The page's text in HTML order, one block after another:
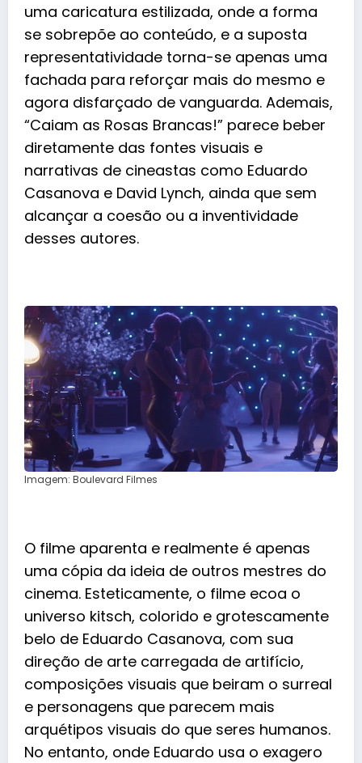
uma caricatura estilizada, onde a forma
se sobrepõe ao conteúdo, e a suposta
representatividade torna-se apenas uma
fachada para reforçar mais do mesmo e
agora disfarçado de vanguarda. Ademais,
“Caiam as Rosas Brancas!” parece beber
diretamente das fontes visuais e
narrativas de cineastas como Eduardo
Casanova e David Lynch, ainda que sem
alcançar a coesão ou a inventividade
desses autores.
Imagem: Boulevard Filmes
O filme aparenta e realmente é apenas
uma cópia da ideia de outros mestres do
cinema. Esteticamente, o filme ecoa o
universo kitsch, colorido e grotescamente
belo de Eduardo Casanova, com sua
direção de arte carregada de artifício,
composições visuais que beiram o surreal
e personagens que parecem mais
arquétipos visuais do que seres humanos.
No entanto, onde Eduardo usa o exagero